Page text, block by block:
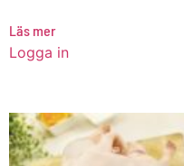
Läs mer
Logga in